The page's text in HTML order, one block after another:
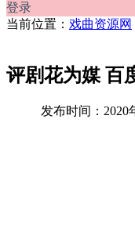
登录
当前位置： 戏曲资源网
评剧花为媒 百
发布时间：2020